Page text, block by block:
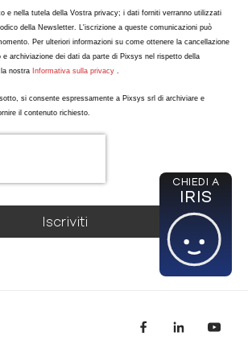
e nella tutela della Vostra privacy; i dati forniti verranno utilizzati
della Newsletter. L'iscrizione a queste comunicazioni può
Per ulteriori informazioni su come ottenere la cancellazione
archiviazione dei dati da parte di Pixsys nel rispetto della
nostra
Informativa sulla privacy.
si consente espressamente a Pixsys srl di archiviare e
il contenuto richiesto.
CHIEDI A
IRIS